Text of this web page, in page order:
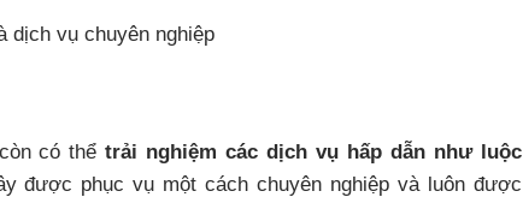
dịch vụ chuyên nghiệp
có thểtrải nghiệm các dịch vụ hấp dẫn như luộc
được phục vụ một cách chuyên nghiệp và luôn được